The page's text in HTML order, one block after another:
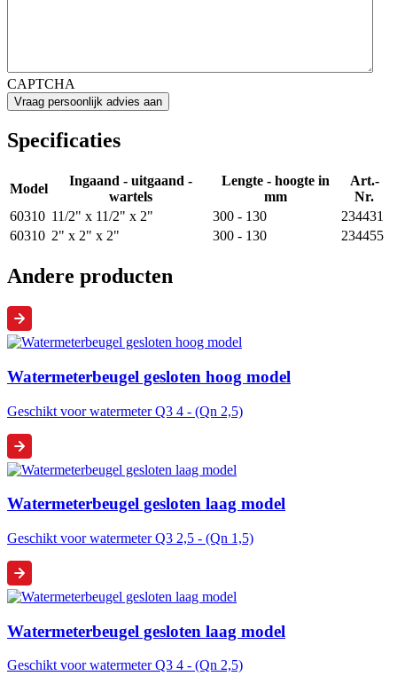
CAPTCHA
Specificaties
Model
Ingaand - uitgaand -
wartels
Lengte - hoogte in
mm
Art.-
Nr.
60310 11/2" x 11/2" x 2" 300 - 130
234431
60310 2" x 2" x 2" 300 - 130 234455
Andere producten
Watermeterbeugel gesloten hoog model
Geschikt voor watermeter Q3 4 - (Qn 2,5)
Watermeterbeugel gesloten laag model
Geschikt voor watermeter Q3 2,5 - (Qn 1,5)
Watermeterbeugel gesloten laag model
Geschikt voor watermeter Q3 4 - (Qn 2,5)